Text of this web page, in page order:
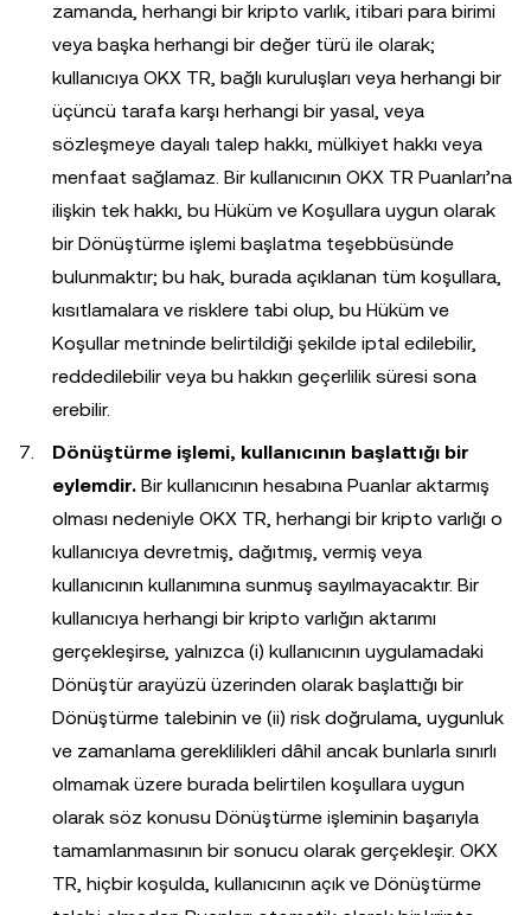
zamanda, herhangi bir kripto varlık, itibari para birimi
veya başka herhangi bir değer türü ile olarak;
kullanıcıya OKX TR, bağlı kuruluşları veya herhangi bir
üçüncü tarafa karşı herhangi bir yasal, veya
sözleşmeye dayalı talep hakkı, mülkiyet hakkı veya
menfaat sağlamaz. Bir kullanıcının OKX TR Puanları’na
ilişkin tek hakkı, bu Hüküm ve Koşullara uygun olarak
bir Dönüştürme işlemi başlatma teşebbüsünde
bulunmaktır; bu hak, burada açıklanan tüm koşullara,
kısıtlamalara ve risklere tabi olup, bu Hüküm ve
Koşullar metninde belirtildiği şekilde iptal edilebilir,
reddedilebilir veya bu hakkın geçerlilik süresi sona
erebilir.
Dönüştürme işlemi, kullanıcının başlattığı bir
eylemdir. Bir kullanıcının hesabına Puanlar aktarmış
olması nedeniyle OKX TR, herhangi bir kripto varlığı o
kullanıcıya devretmiş, dağıtmış, vermiş veya
kullanıcının kullanımına sunmuş sayılmayacaktır. Bir
kullanıcıya herhangi bir kripto varlığın aktarımı
gerçekleşirse, yalnızca (i) kullanıcının uygulamadaki
Dönüştür arayüzü üzerinden olarak başlattığı bir
Dönüştürme talebinin ve (ii) risk doğrulama, uygunluk
ve zamanlama gereklilikleri dâhil ancak bunlarla sınırlı
olmamak üzere burada belirtilen koşullara uygun
olarak söz konusu Dönüştürme işleminin başarıyla
tamamlanmasının bir sonucu olarak gerçekleşir. OKX
TR, hiçbir koşulda, kullanıcının açık ve Dönüştürme